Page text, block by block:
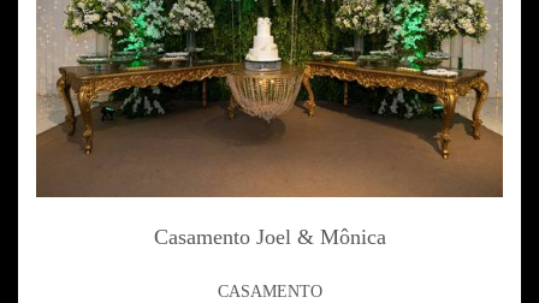
Casamento Joel & Mônica
CASAMENTO